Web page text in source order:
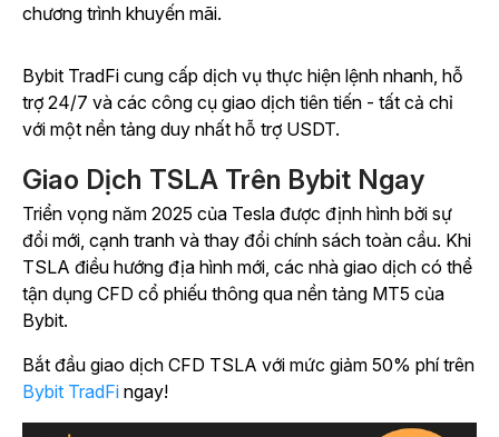
chương trình khuyến mãi.
Bybit TradFi cung cấp dịch vụ thực hiện lệnh nhanh, hỗ
trợ 24/7 và các công cụ giao dịch tiên tiến - tất cả chỉ
với một nền tảng duy nhất hỗ trợ USDT.
Giao Dịch TSLA Trên Bybit Ngay
Triển vọng năm 2025 của Tesla được định hình bởi sự
đổi mới, cạnh tranh và thay đổi chính sách toàn cầu. Khi
TSLA điều hướng địa hình mới, các nhà giao dịch có thể
tận dụng CFD cổ phiếu thông qua nền tảng MT5 của
Bybit.
Bắt đầu giao dịch CFD TSLA với mức giảm 50% phí trên
Bybit TradFi ngay!